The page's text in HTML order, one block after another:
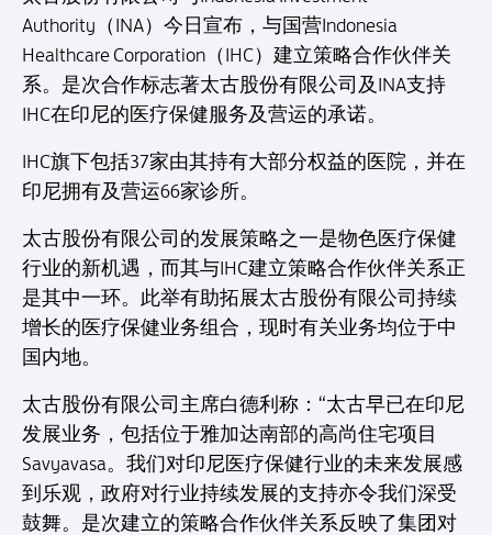
Authority（INA）今日宣布，与国营Indonesia
Healthcare Corporation（IHC）建立策略合作伙伴关
系。是次合作标志著太古股份有限公司及INA支持
IHC在印尼的医疗保健服务及营运的承诺。
IHC旗下包括37家由其持有大部分权益的医院，并在
印尼拥有及营运66家诊所。
太古股份有限公司的发展策略之一是物色医疗保健
行业的新机遇，而其与IHC建立策略合作伙伴关系正
是其中一环。此举有助拓展太古股份有限公司持续
增长的医疗保健业务组合，现时有关业务均位于中
国内地。
太古股份有限公司主席白德利称：“太古早已在印尼
发展业务，包括位于雅加达南部的高尚住宅项目
Savyavasa。我们对印尼医疗保健行业的未来发展感
到乐观，政府对行业持续发展的支持亦令我们深受
鼓舞。是次建立的策略合作伙伴关系反映了集团对